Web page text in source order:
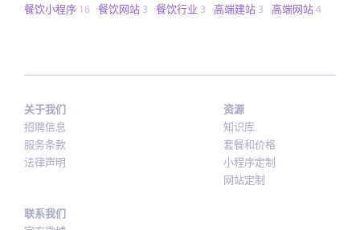
餐饮小程序 16 餐饮网站 3 餐饮行业 3 高端建站 3 高端网站4
关于我们
招聘信息
服务条款
法律声明
资源
知识库
套餐和价格
小程序定制
网站定制
联系我们